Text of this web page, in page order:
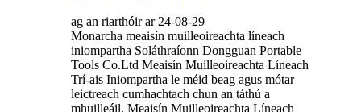
ag an riarthóir ar 24-08-29
Monarcha meaisín muilleoireachta líneach
iniompartha Soláthraíonn Dongguan Portable
Tools Co.Ltd Meaisín Muilleoireachta Líneach
Trí-ais Iniompartha le méid beag agus mótar
leictreach cumhachtach chun an táthú a
mhuilleáil, Meaisín Muilleoireachta Líneach